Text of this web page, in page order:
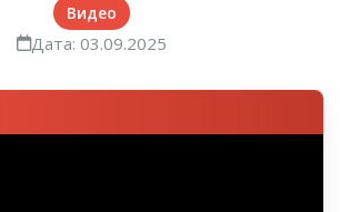
Видео
Дата: 03.09.2025